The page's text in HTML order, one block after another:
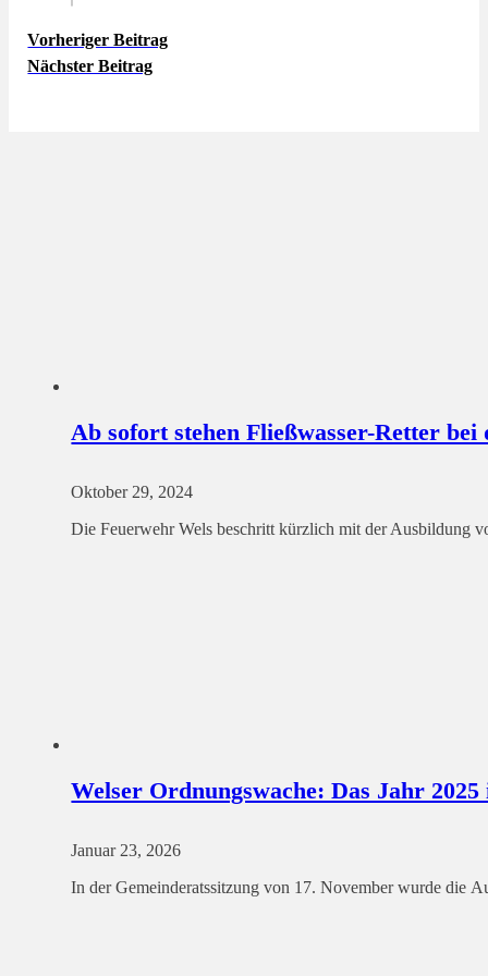
Vorheriger Beitrag
Nächster Beitrag
Ab sofort stehen Fließwasser-Retter
Oktober 29, 2024
Die Feuerwehr Wels beschritt kürzlich mit der Ausbildung
Welser Ordnungswache: Das Jahr
Januar 23, 2026
In der Gemeinderatssitzung von 17. November wurde die